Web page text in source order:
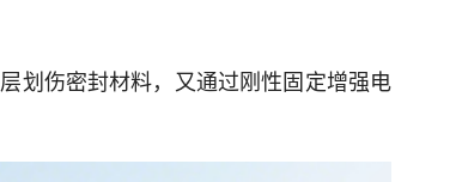
划伤密封材料，又通过刚性固定增强电